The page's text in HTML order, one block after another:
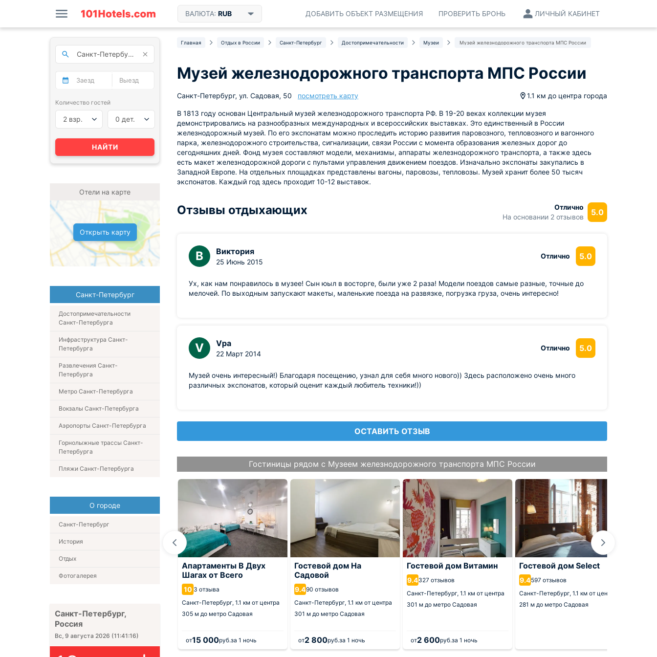
ВАЛЮТА: RUB ЛИЧНЫЙ КАБИНЕТ
ПРОВЕРИТЬ БРОНЬ
ДОБАВИТЬ ОБЪЕКТ РАЗМЕЩЕНИЯ
Главная Отдых в России Санкт-Петербург Достопримечательности Музеи Музей железнодорожного транспорта МПС России
Музей железнодорожного транспорта МПС России
Санкт-Петербург, ул. Садовая, 50 посмотреть карту 1.1 км до центра города
В 1813 году основан Центральный музей железнодорожного транспорта РФ. В 19-20 веках коллекции музея
демонстрировались на разнообразных международных и всероссийских выставках. Это единственный в России
железнодорожный музей. По его экспонатам можно проследить историю развития паровозного, тепловозного и вагонного
парка, железнодорожного строительства, сигнализации, связи России с момента образования железных дорог до
сегодняшних дней. Фонд музея составляют модели, механизмы, аппараты железнодорожного транспорта, а также здесь
есть макет железнодорожной дороги с пультами управления движением поездов. Изначально экспонаты закупались в
Западной Европе. На отдельных площадках представлены вагоны, паровозы, тепловозы. Музей хранит более 50 тысяч
экспонатов. Каждый год здесь проходит 10-12 выставок.
Отзывы отдыхающих
Отлично
На основании 2 отзывов
5.0
В Виктория
25 Июнь 2015
Отлично 5.0
Ух, как нам понравилось в музее! Сын юыл в восторге, были уже 2 раза! Модели поездов самые разные, точные до
мелочей. По выходным запускают макеты, маленькие поезда на развязке, погрузка груза, очень интересно!
V Vpa
22 Март 2014
Отлично 5.0
Музей очень интересный!) Благодаря посещению, узнал для себя много нового)) Здесь расположено очень много
различных экспонатов, который оценит каждый любитель техники!))
ОСТАВИТЬ ОТЗЫВ
Гостиницы рядом с Музеем железнодорожного транспорта МПС России
Отель Гоголь Хауз
238 мдо метро Садовая
от 5 000руб. за 1 ночь
Апартаменты В Двух
Шагах от Всего
10 3 отзыва
Санкт-Петербург, 1.1 км от центра
305 м до метро Садовая
от15 000руб.за 1 ночь
Гостевой дом На
Садовой
9.490 отзывов
Санкт-Петербург, 1.1 км от центра
301 м до метро Садовая
от2 800руб.за 1 ночь
Гостевой дом Витамин
9.4327 отзывов
Санкт-Петербург, 1.1 км от центра
301 м до метро Садовая
от2 600руб.за 1 ночь
Гостевой дом Select
9.4597 отзывов
Санкт-Петербург, 1.1 км от центра
281 м до метро Садовая
Количество гостей
2 взр. 0 дет.
НАЙТИ
Отели на карте
Открыть карту
Санкт-Петербург
Достопримечательности
Санкт-Петербурга
Инфраструктура Санкт-
Петербурга
Развлечения Санкт-
Петербурга
Метро Санкт-Петербурга
Вокзалы Санкт-Петербурга
Аэропорты Санкт-Петербурга
Горнолыжные трассы Санкт-
Петербурга
Пляжи Санкт-Петербурга
О городе
Санкт-Петербург
История
Отдых
Фотогалерея
Санкт-Петербург,
Россия
Вс, 9 августа 2026 (11:41:17)